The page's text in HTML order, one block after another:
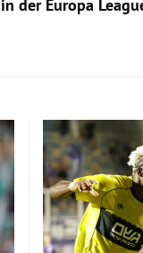
der Europa